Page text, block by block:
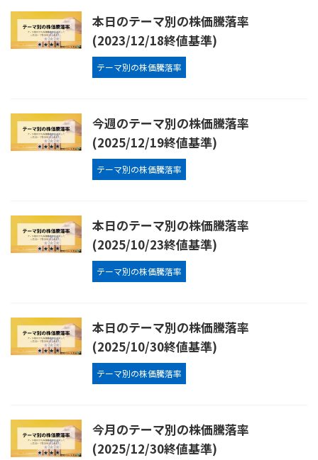
本日のテーマ別の株価騰落率
(2023/12/18終値基準)
テーマ別の株価騰落率
今週のテーマ別の株価騰落率
(2025/12/19終値基準)
テーマ別の株価騰落率
本日のテーマ別の株価騰落率
(2025/10/23終値基準)
テーマ別の株価騰落率
本日のテーマ別の株価騰落率
(2025/10/30終値基準)
テーマ別の株価騰落率
今月のテーマ別の株価騰落率
(2025/12/30終値基準)